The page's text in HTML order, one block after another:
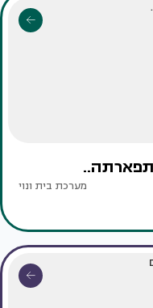
תפארתה..
מערכת בית ונוי